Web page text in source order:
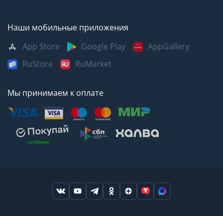
Наши мобильные приложения
App Store
Google Play
AppGallery
RuStore
RuMarket
Мы принимаем к оплате